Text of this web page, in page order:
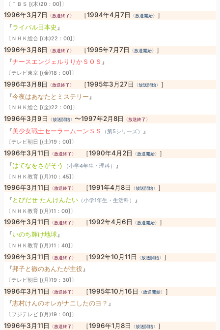
〔ＴＢＳ [(木)20：00]〕
1996年3月7日 〈放送終了〉 ［1994年4月7日 〈放送開始〉
］
『ライバル日本史 』
〔ＮＨＫ総合 [(木)22：00]〕
1996年3月8日 〈放送終了〉 ［1995年7月7日 〈放送開始〉
］
『ナースエンジェルりりかＳＯＳ 』
〔テレビ東京 [(金)18：00]〕
1996年3月8日 〈放送終了〉 ［1995年3月27日 〈放送開始〉
］
『今夜はあなたとミステリー 』
〔ＮＨＫ総合 [(金)22：00]〕
1996年3月9日 〈放送開始〉 〜1997年2月8日 〈放送終了〉
『美少女戦士セーラームーンＳＳ （第5シリーズ） 』
〔テレビ朝日 [(土)19：00]〕
1996年3月11日 〈放送終了〉 ［1990年4月2日 〈放送開始〉
］
『はてなをさがそう （小学4年生・理科） 』
〔ＮＨＫ教育 [(月)10：45]〕
1996年3月11日 〈放送終了〉 ［1991年4月8日 〈放送開始〉
］
『とびだせ たんけんたい （小学1年生・生活科） 』
〔ＮＨＫ教育 [(月)11：00]〕
1996年3月11日 〈放送終了〉 ［1992年4月6日 〈放送開始〉
］
『いのち輝け地球』
〔ＮＨＫ教育 [(月)11：40]〕
1996年3月11日 〈放送終了〉 ［1992年10月11日 〈放送開始〉
］
『邦子と徹のあんたが主役』
〔テレビ朝日 [(月)19：30]〕
1996年3月11日 〈放送終了〉 ［1995年10月16日 〈放送開始〉
］
『志村けんのオレがナニしたのヨ？ 』
〔フジテレビ [(月)19：00]〕
1996年3月11日 〈放送終了〉 ［1996年1月8日 〈放送開始〉
］